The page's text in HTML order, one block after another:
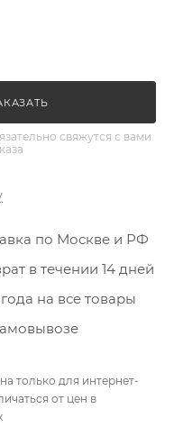
свяжутся с вами
по Москве и РФ
в течении 14 дней
на все товары
только для интернет-
от цен в